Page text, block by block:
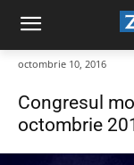
octombrie 10, 2016
Congresul
octombrie